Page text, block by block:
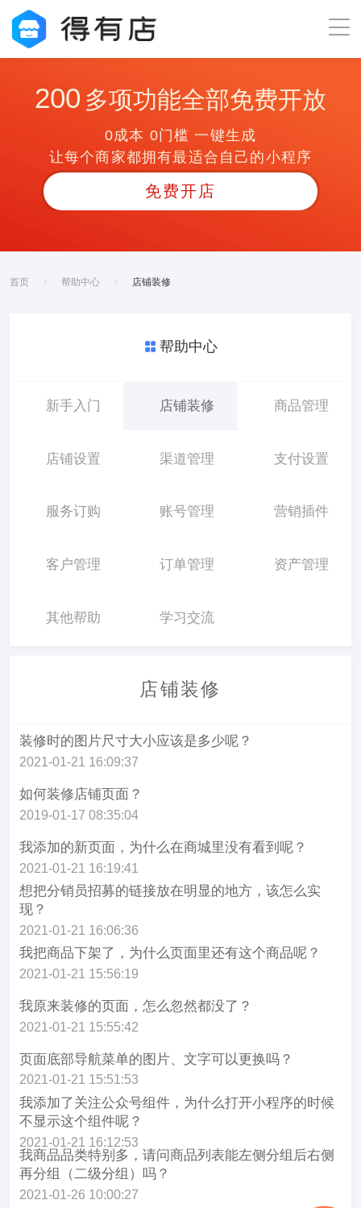
200 多项功能全部免费开放
0成本 0门槛 一键生成
让每个商家都拥有最适合自己的小程序
免费开店
首页 帮助中心 店铺装修
帮助中心
新手入门 店铺装修 商品管理
店铺设置 渠道管理 支付设置
服务订购 账号管理 营销插件
客户管理 订单管理 资产管理
其他帮助 学习交流
店铺装修
装修时的图片尺寸大小应该是多少呢？
2021-01-21 16:09:37
如何装修店铺页面？
2019-01-17 08:35:04
我添加的新页面，为什么在商城里没有看到呢？
2021-01-21 16:19:41
想把分销员招募的链接放在明显的地方，该怎么实
现？
2021-01-21 16:06:36
我把商品下架了，为什么页面里还有这个商品呢？
2021-01-21 15:56:19
我原来装修的页面，怎么忽然都没了？
2021-01-21 15:55:42
页面底部导航菜单的图片、文字可以更换吗？
2021-01-21 15:51:53
我添加了关注公众号组件，为什么打开小程序的时候
不显示这个组件呢？
2021-01-21 16:12:53
我商品品类特别多，请问商品列表能左侧分组后右侧
再分组（二级分组）吗？
2021-01-26 10:00:27